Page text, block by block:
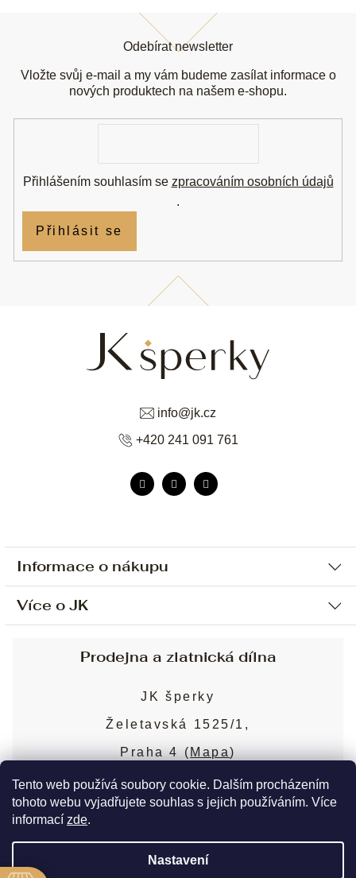
Tento web používá soubory cookie. Dalším procházením
tohoto webu vyjadřujete souhlas s jejich používáním. Více
informací zde.
Nastavení
Informace o nákupu
Ochrana osobních údajů
Sjednání osobní schůzky
Obchodní podmínky
Puncovní značky
Více o JK
Blog
Nejčastější dotazy
info@jk.cz
+420 241 091 761
Odebírat newsletter
Vložte svůj e-mail a my vám budeme zasílat informace o
nových produktech na našem e-shopu.
Přihlášením souhlasím se zpracováním osobních údajů
.
Přihlásit se
Prodejna a zlatnická dílna
JK šperky
Želetavská 1525/1,
Praha 4 (Mapa)
Více o prodejně
Copyright 2026JK šperky. Všechna práva
vyhrazena. Upravit nastavení cookies